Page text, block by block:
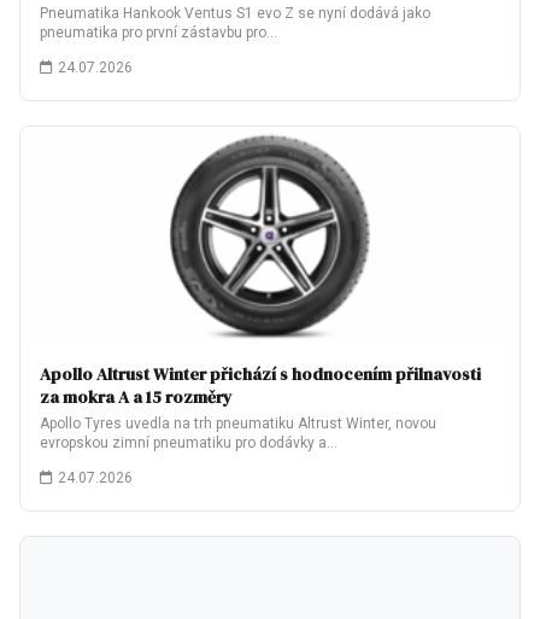
Pneumatika Hankook Ventus S1 evo Z se nyní dodává jako
pneumatika pro první zástavbu pro…
24.07.2026
Apollo Altrust Winter přichází s hodnocením přilnavosti
za mokra A a 15 rozměry
Apollo Tyres uvedla na trh pneumatiku Altrust Winter, novou
evropskou zimní pneumatiku pro dodávky a…
24.07.2026